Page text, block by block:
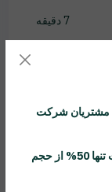
7 دقیقه
مشتریان شرکت
تنها 50% از حجم